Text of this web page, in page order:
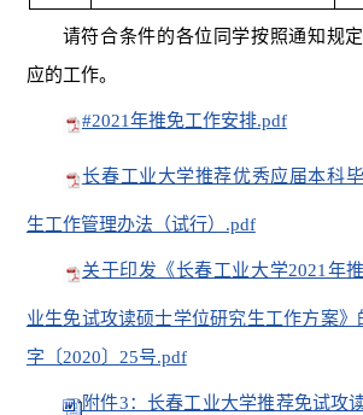
请符合条件的各位同学按照通知规
应的工作。
#2021年推免工作安排.pdf
长春工业大学推荐优秀应届本科
生工作管理办法（试行）.pdf
关于印发《长春工业大学2021年
业生免试攻读硕士学位研究生工作方案
字〔2020〕25号.pdf
附件3：长春工业大学推荐免试攻